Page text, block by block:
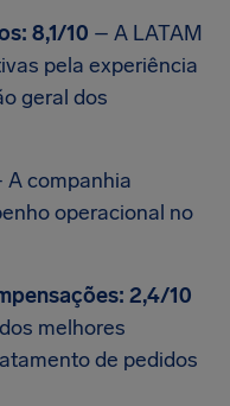
8,1/10 – A LATAM
pela experiência
geral dos
A companhia
operacional no
2,4/10
melhores
de pedidos